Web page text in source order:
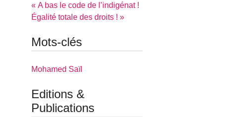
« A bas le code de l’indigénat !
Égalité totale des droits ! »
Mots-clés
Mohamed Saïl
Editions &
Publications